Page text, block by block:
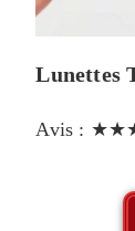
Lunettes
Avis :